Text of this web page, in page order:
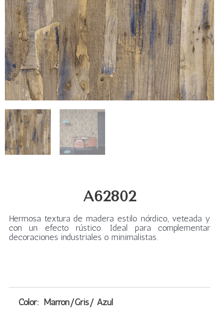
A62802
Hermosa textura de madera estilo nórdico, veteada y
con un efecto rústico. Ideal para complementar
decoraciones industriales o minimalistas.
Color: Marrón/Gris/ Azul